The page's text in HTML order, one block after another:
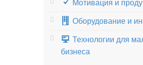
Мотивация и
Оборудование и
Технологии для
бизнеса